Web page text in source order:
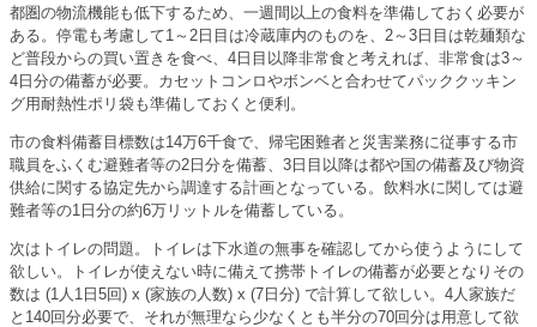
都圏の物流機能も低下するため、一週間以上の食料を準備しておく必要が
ある。停電も考慮して1～2日目は冷蔵庫内のものを、2～3日目は乾麺類な
ど普段からの買い置きを食べ、4日目以降非常食と考えれば、非常食は3～
4日分の備蓄が必要。カセットコンロやボンベと合わせてパッククッキン
グ用耐熱性ポリ袋も準備しておくと便利。
市の食料備蓄目標数は14万6千食で、帰宅困難者と災害業務に従事する市
職員をふくむ避難者等の2日分を備蓄、3日目以降は都や国の備蓄及び物資
供給に関する協定先から調達する計画となっている。飲料水に関しては避
難者等の1日分の約6万リットルを備蓄している。
次はトイレの問題。トイレは下水道の無事を確認してから使うようにして
欲しい。トイレが使えない時に備えて携帯トイレの備蓄が必要となりその
数は (1人1日5回) x (家族の人数) x (7日分) で計算して欲しい。4人家族だ
と140回分必要で、それが無理なら少なくとも半分の70回分は用意して欲